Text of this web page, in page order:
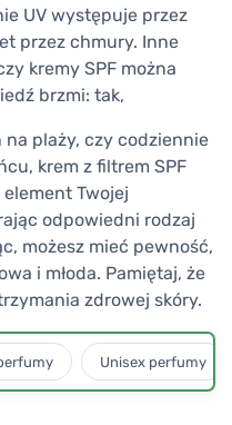
UV występuje przez
przez chmury. Inne
kremy SPF można
brzmi: tak,
na plaży, czy codziennie
krem z filtrem SPF
Twojej
odpowiedni rodzaj
możesz mieć pewność,
i młoda. Pamiętaj, że
zdrowej skóry.
Unisex perfumy